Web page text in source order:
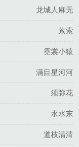
龙城人麻无
萦索
霓裳小猿
满目星河河
须弥花
水水东
道枝清清